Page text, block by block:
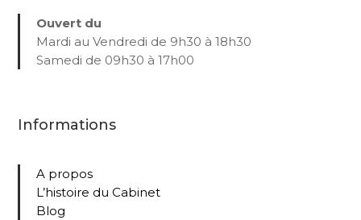
Ouvert du
Mardi au Vendredi de 9h30 à 18h30
Samedi de 09h30 à 17h00
Informations
A propos
L’histoire du Cabinet
Blog